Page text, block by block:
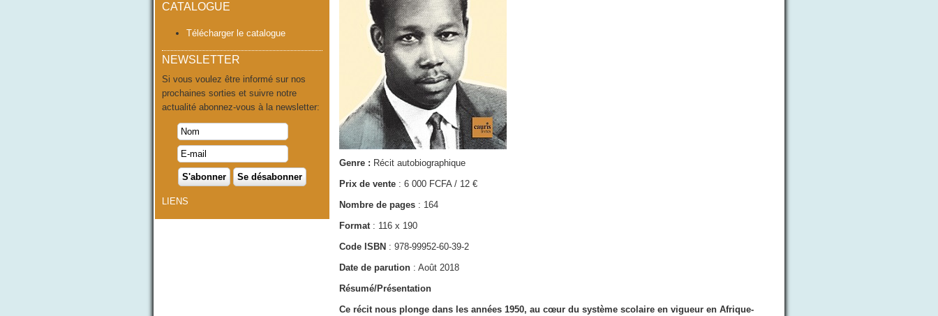
CATALOGUE
Télécharger le catalogue
NEWSLETTER
Si vous voulez être informé sur nos
prochaines sorties et suivre notre
actualité abonnez-vous à la newsletter:
LIENS
Genre : Récit autobiographique
Prix de vente : 6 000 FCFA / 12 €
Nombre de pages : 164
Format: 116 x 190
Code ISBN : 978-99952-60-39-2
Date de parution : Août 2018
Résumé/Présentation
Ce récit nous plonge dans les années 1950, au cœur du système scolaire en vigueur en Afrique-